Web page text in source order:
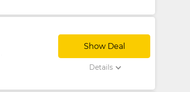
Show Deal
Details